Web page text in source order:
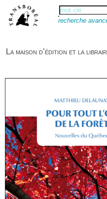
recherche
La maison d’édition et la